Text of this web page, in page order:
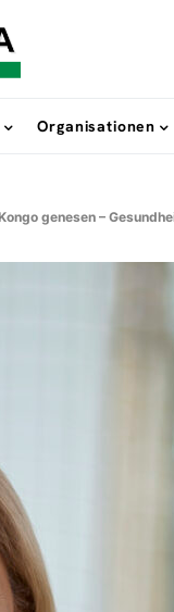
Organisationen
genesen –